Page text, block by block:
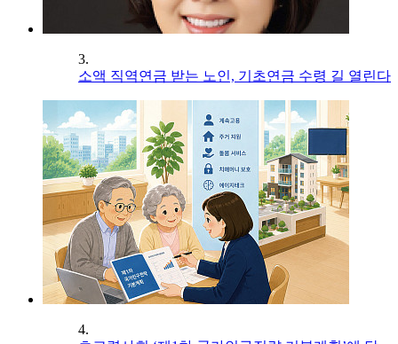
3.
소액 직역연금 받는 노인, 기초연금 수령 길 열린다
4.